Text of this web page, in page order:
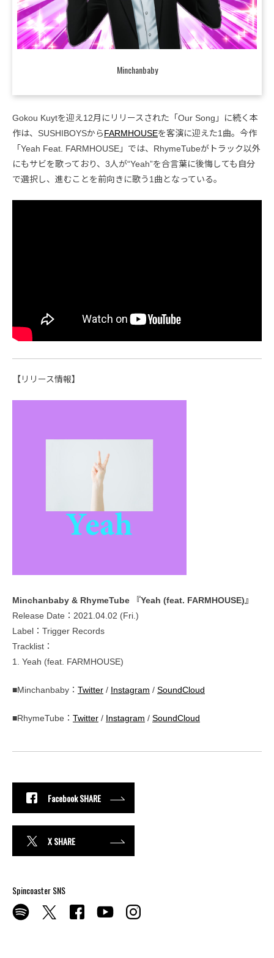
Minchanbaby
Gokou Kuytを迎え12月にリリースされた「Our Song」に続く本
作は、SUSHIBOYSからFARMHOUSEを客演に迎えた1曲。今作
「Yeah Feat. FARMHOUSE」では、RhymeTubeがトラック以外
にもサビを歌っており、3人が“Yeah”を合言葉に後悔しても自分
で選択し、進むことを前向きに歌う1曲となっている。
【リリース情報】
Minchanbaby & RhymeTube 『Yeah (feat. FARMHOUSE)』
Release Date：2021.04.02 (Fri.)
Label：Trigger Records
Tracklist：
1. Yeah (feat. FARMHOUSE)
■Minchanbaby： Twitter / Instagram / SoundCloud
■RhymeTube： Twitter / Instagram / SoundCloud
Facebook SHARE
X SHARE
Spincoaster SNS